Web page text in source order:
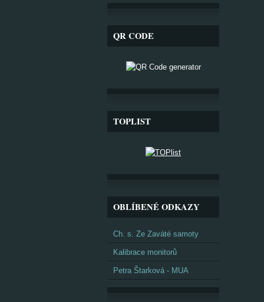
QR CODE
TOPLIST
OBLÍBENÉ ODKAZY
Ch. s. Ze Zaváté samoty
Kalibrace monitorů
Petra Štarková - MUA